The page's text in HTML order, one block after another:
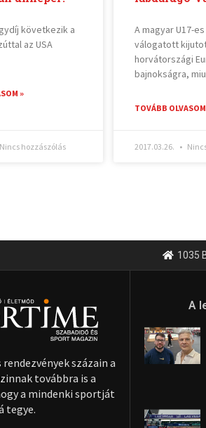
következik a
az USA
»
Nincs hozzászólás
A magyar U17-
válogatott
horvátországi
bajnokságra,
TOVÁBB
2017.03.26.
1035
rendezvények százain a
továbbra is a
a mindenki sportját
tegye.
A